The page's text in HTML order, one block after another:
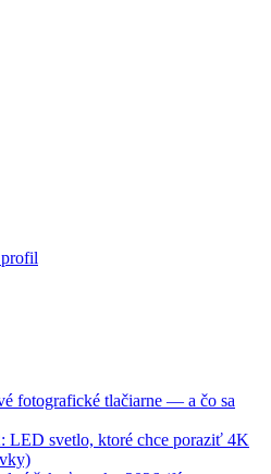
fotografické tlačiarne — a čo sa
LED svetlo, ktoré chce poraziť 4K